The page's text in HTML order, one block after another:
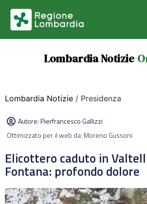
Lombardia Notizie
Lombardia Notizie / Presidenza
Autore:Pierfrancesco Gallizzi
Ottimizzato per il web da: Moreno Gussoni
Elicottero caduto in
Fontana: profondo dolore